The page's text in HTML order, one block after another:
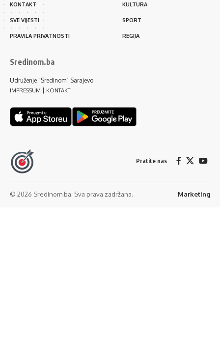
KONTAKT
SVE VIJESTI
PRAVILA PRIVATNOSTI
KULTURA
SPORT
REGIJA
Sredinom.ba
Udruženje “Sredinom” Sarajevo
IMPRESSUM KONTAKT
Pratite nas
© 2026 Sredinom.ba. Sva prava zadržana. Marketing